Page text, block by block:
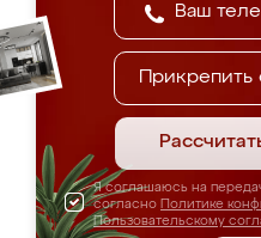
Прикрепить
Я соглашаюсь на
согласно Политике
Пользовательскому